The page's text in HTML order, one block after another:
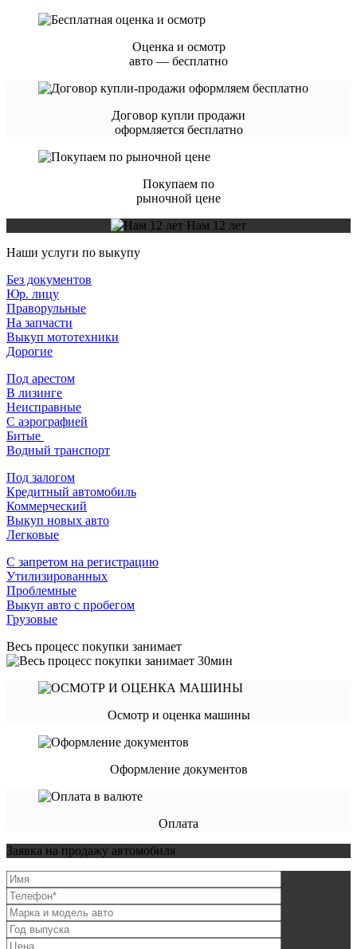
Оценка и осмотр
авто — бесплатно
Договор купли продажи
оформляется бесплатно
Покупаем по
рыночной цене
Нам 12 лет
Наши услуги по выкупу
Без документов
Юр. лицу
Праворульные
На запчасти
Выкуп мототехники
Дорогие
Под арестом
В лизинге
Неисправные
С аэрографией
Битые
Водный транспорт
Под залогом
Кредитный автомобиль
Коммерческий
Выкуп новых авто
Легковые
С запретом на регистрацию
Утилизированных
Проблемные
Выкуп авто с пробегом
Грузовые
Весь процесс покупки занимает
Осмотр и оценка машины
Оформление документов
Оплата
Заявка на продажу автомобиля